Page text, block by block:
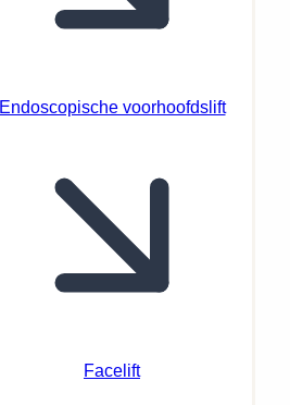
Endoscopische voorhoofdslift
Facelift